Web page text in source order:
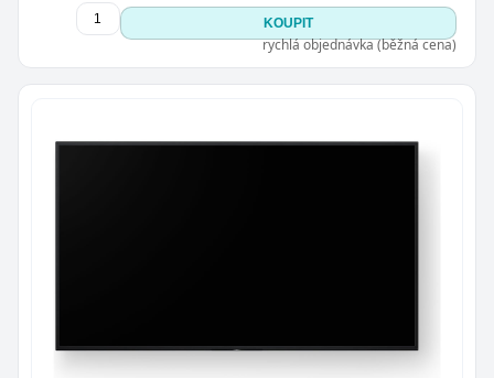
KOUPIT
rychlá objednávka (běžná cena)